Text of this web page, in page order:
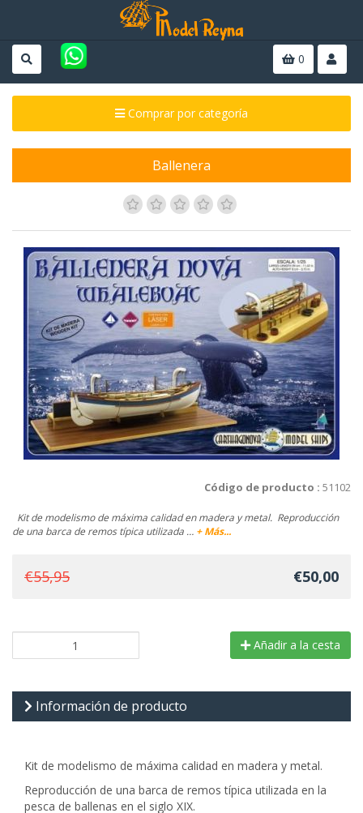
0
Comprar por categoría
Ballenera
Código de producto : 51102
Kit de modelismo de máxima calidad en madera y metal. Reproducción
de una barca de remos típica utilizada … + Más...
€55,95 €50,00
Añadir a la cesta
Información de producto
Kit de modelismo de máxima calidad en madera y metal.
Reproducción de una barca de remos típica utilizada en la
pesca de ballenas en el siglo XIX.